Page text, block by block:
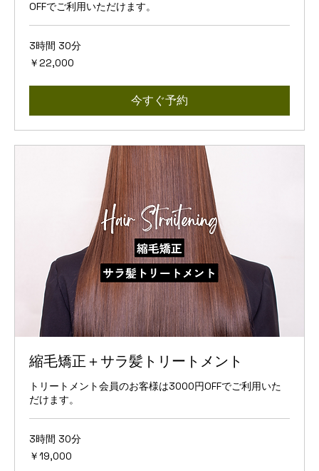
OFFでご利用いただけます。
3時間 30分
22,000
円
￥22,000
今すぐ予約
縮毛矯正＋サラ髪トリートメント
トリートメント会員のお客様は3000円OFFでご利用いた
だけます。
3時間 30分
19,000
円
￥19,000